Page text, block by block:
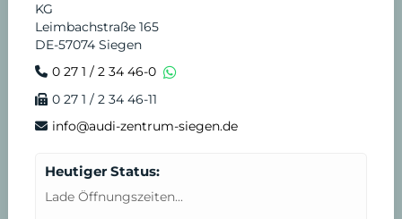
KG
Leimbachstraße 165
DE-57074 Siegen
0 27 1 / 2 34 46-0
0 27 1 / 2 34 46-11
info@audi-zentrum-siegen.de
Heutiger Status:
Lade Öffnungszeiten...